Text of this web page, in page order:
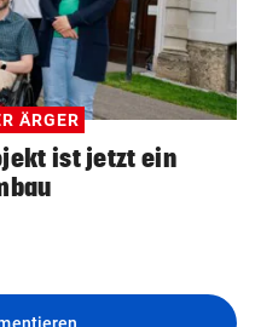
ÄRGER
ist jetzt ein